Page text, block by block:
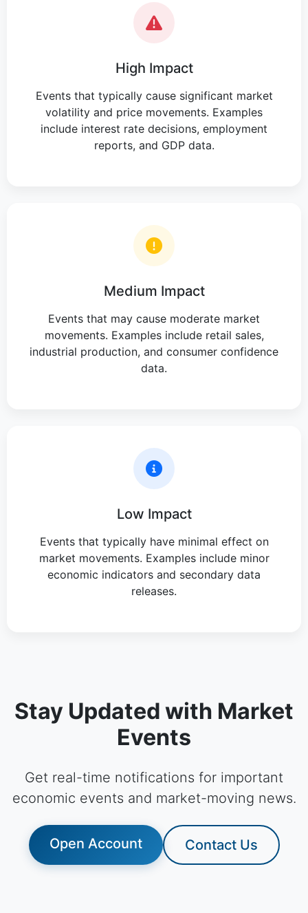
High Impact
Events that typically cause significant market
volatility and price movements. Examples
include interest rate decisions, employment
reports, and GDP data.
Medium Impact
Events that may cause moderate market
movements. Examples include retail sales,
industrial production, and consumer confidence
data.
Low Impact
Events that typically have minimal effect on
market movements. Examples include minor
economic indicators and secondary data
releases.
Stay Updated with Market
Events
Get real-time notifications for important
economic events and market-moving news.
Open Account Contact Us